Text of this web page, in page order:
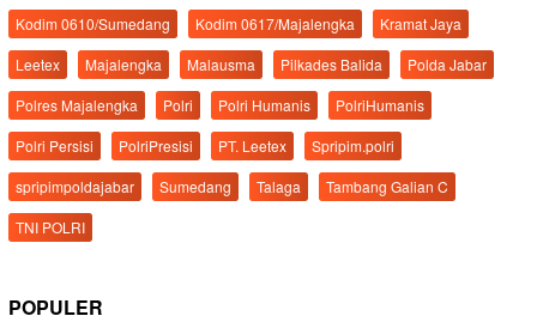
Kodim 0610/Sumedang
Kodim 0617/Majalengka
Kramat Jaya
Leetex
Majalengka Malausma Pilkades Balida
Polda Jabar
Polres Majalengka
Polri Polri Humanis
PolriHumanis
Polri Persisi
PolriPresisi PT. Leetex
Spripim.polri
spripimpoldajabar
Sumedang Talaga
Tambang Galian C
TNI POLRI
POPULER